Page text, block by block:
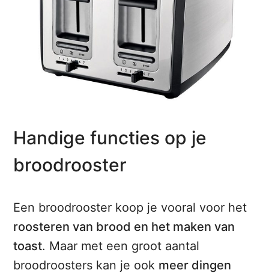
Handige functies op je
broodrooster
Een broodrooster koop je vooral voor het
roosteren van brood en het maken van
toast. Maar met een groot aantal
broodroosters kan je ook meer dingen